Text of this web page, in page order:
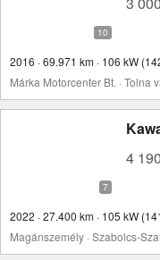
2016 · 69.971 km · 106 kW
Márka Motorcenter Bt. · Tolna
4
2022 · 27.400 km · 105 kW
Magánszemély · Szabolcs-